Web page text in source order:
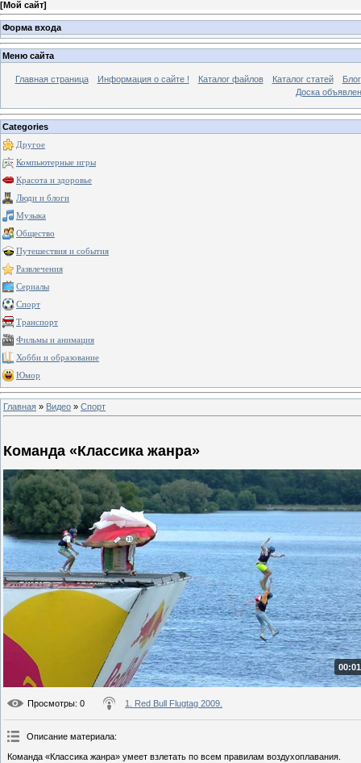
[Мой сайт]
Форма входа
Меню сайта
Главная страница Информация о сайте ! Каталог файлов Каталог статей
Блог
Доска
Categories
Другое
Компьютерные игры
Красота и здоровье
Люди и блоги
Музыка
Общество
Путешествия и события
Развлечения
Сериалы
Спорт
Транспорт
Фильмы и анимация
Хобби и образование
Юмор
Главная » Видео » Спорт
Команда «Классика жанра»
Просмотры: 0 1. Red Bull Flugtag 2009.
Описание материала:
Команда «Классика жанра» умеет взлетать по всем правилам воздухоплавания.